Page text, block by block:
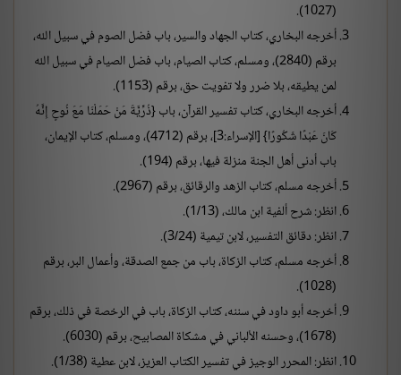
(1027).
أخرجه البخاري، كتاب الجهاد والسير، باب فضل الصوم في سبيل الله،
برقم (2840)، ومسلم، كتاب الصيام، باب فضل الصيام في سبيل الله
لمن يطيقه، بلا ضرر ولا تفويت حق، برقم (1153).
أخرجه البخاري، كتاب تفسير القرآن، باب {ذُرِّيَّةَ مَنْ حَمَلْنَا مَعَ نُوحٍ إِنَّهُ
كَانَ عَبْدًا شَكُورًا} [الإسراء:3]، برقم (4712)، ومسلم، كتاب الإيمان،
باب أدنى أهل الجنة منزلة فيها، برقم (194).
أخرجه مسلم، كتاب الزهد والرقائق، برقم (2967).
انظر: شرح ألفية ابن مالك، (1/13).
انظر: دقائق التفسير، لابن تيمية (3/24).
أخرجه مسلم، كتاب الزكاة، باب من جمع الصدقة، وأعمال البر، برقم
(1028).
أخرجه أبو داود في سننه، كتاب الزكاة، باب في الرخصة في ذلك، برقم
(1678)، وحسنه الألباني في مشكاة المصابيح، برقم (6030).
انظر: المحرر الوجيز في تفسير الكتاب العزيز، لابن عطية (1/38).